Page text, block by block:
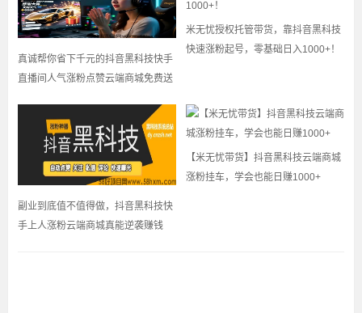
真诚帮你省下千元的抖音黑科技快手
直播间人气涨粉点赞云端商城免费送
米无忧授权托管带货，靠抖音黑科技
快速涨粉起号，零基础日入1000+！
副业到底值不值得做，抖音黑科技快
手上人涨粉云端商城真能逆袭赚钱
【米无忧带货】抖音黑科技云端商城
涨粉挂车，学会也能日赚1000+